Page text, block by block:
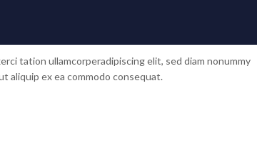
tation ullamcorperadipiscing elit, sed diam nonummy
aliquip ex ea commodo consequat.